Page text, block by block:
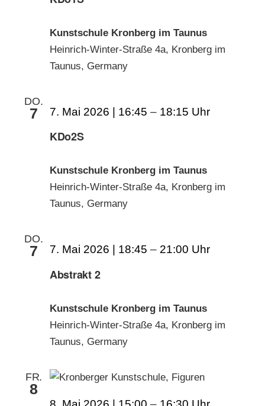
Kunstschule Kronberg im Taunus
Heinrich-Winter-Straße 4a, Kronberg im
Taunus, Germany
DO.
7
KDo2S
7. Mai 2026 | 16:45 – 18:15
Kunstschule Kronberg im Taunus
Heinrich-Winter-Straße 4a, Kronberg im
Taunus, Germany
DO.
7
Abstrakt 2
7. Mai 2026 | 18:45 – 21:00
Kunstschule Kronberg im Taunus
Heinrich-Winter-Straße 4a, Kronberg im
Taunus, Germany
FR.
8